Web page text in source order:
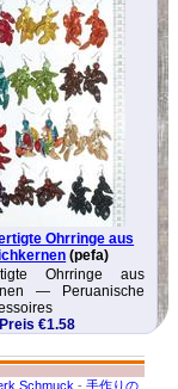
Ohrringe aus
(pefa)
Ohrringe aus
— Peruanische
Preis €1.58
Schmuck - 手作りの